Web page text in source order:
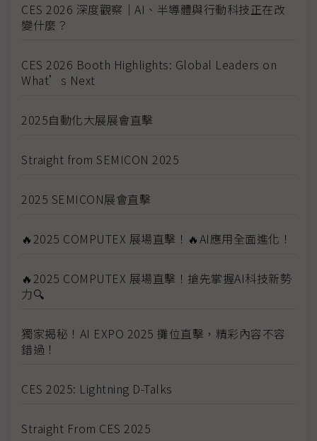
CES 2026 深度觀察｜AI、半導體與行動科技正在改
變什麼？
CES 2026 Booth Highlights: Global Leaders on
What’s Next
2025自動化大展展會直擊
Straight from SEMICON 2025
2025 SEMICON展會直擊
🔥2025 COMPUTEX 展場直擊！🔥AI應用全面進化！
🔥2025 COMPUTEX 展場直擊！搶先掌握AI科技新勢
力🔍
獨家揭秘！AI EXPO 2025 攤位直擊，精彩內容不容
錯過！
CES 2025: Lightning D-Talks
Straight From CES 2025